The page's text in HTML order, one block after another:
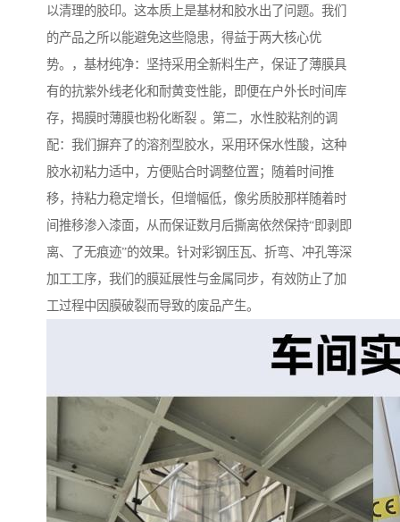
以清理的胶印。这本质上是基材和胶水出了问题。我们
的产品之所以能避免这些隐患，得益于两大核心优
势。，基材纯净：坚持采用全新料生产，保证了薄膜具
有的抗紫外线老化和耐黄变性能，即便在户外长时间库
存，揭膜时薄膜也粉化断裂 。第二，水性胶粘剂的调
配：我们摒弃了的溶剂型胶水，采用环保水性酸，这种
胶水初粘力适中，方便贴合时调整位置；随着时间推
移，持粘力稳定增长，但增幅低，像劣质胶那样随着时
间推移渗入漆面，从而保证数月后撕离依然保持“即剥即
离、了无痕迹”的效果。针对彩钢压瓦、折弯、冲孔等深
加工工序，我们的膜延展性与金属同步，有效防止了加
工过程中因膜破裂而导致的废品产生。